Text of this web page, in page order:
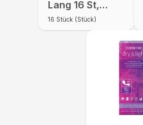
Lang 16 St,
einzelverpackt
16 Stück (Stück)